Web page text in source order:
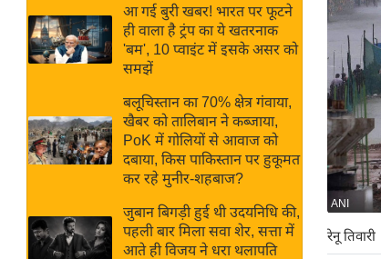
Hindi
Hindi
Hindi
Videos
राय
बजट
क्रिकेट
IPL
2026
ई-पेपर
मिसाल बेमिसाल
आ गई बुरी खबर! भारत पर फूटने
ही वाला है ट्रंप का ये खतरनाक
'बम', 10 प्वाइंट में इसके असर को
समझें
बलूचिस्तान का 70% क्षेत्र गंवाया,
खैबर को तालिबान ने कब्जाया,
PoK में गोलियों से आवाज को
दबाया, किस पाकिस्तान पर हुकूमत
कर रहे मुनीर-शहबाज?
जुबान बिगड़ी हुई थी उदयनिधि की,
पहली बार मिला सवा शेर, सत्ता में
आते ही विजय ने धरा थलापति
ANI
रेनू तिवारी